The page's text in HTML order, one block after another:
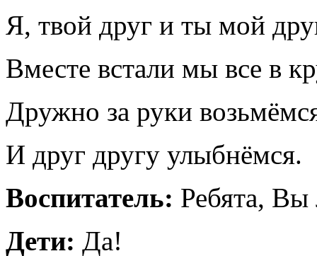
Я, твой друг и ты мой
Вместе встали мы все в
Дружно за руки
И друг другу улыбнёмся.
Воспитатель: Ребята,
Дети: Да!